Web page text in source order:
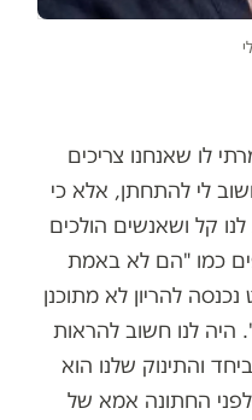
לו שאנחנו צריכים
לי להתחתן, אלא כי
קל ושאנשים הולכים
כמו "הם לא באמת
להריון לא מתוכנן
לנו חשוב להראות
והתינוק שלנו הוא
החתונה אמא של